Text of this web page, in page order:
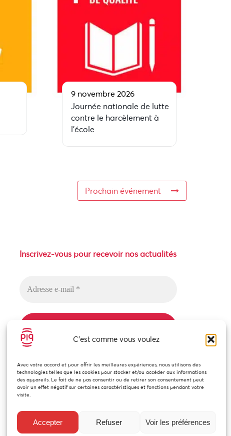
C'est comme vous voulez
Avec votre accord et pour offrir les meilleures expériences, nous utilisons des
technologies telles que les cookies pour stocker et/ou accéder aux informations
des appareils. Le fait de ne pas consentir ou de retirer son consentement peut
avoir un effet négatif sur certaines caractéristiques et fonctions pendant votre
visite.
Accepter Refuser Voir les préférences
9 novembre 2026
Journée nationale de lutte
contre le harcèlement à
l’école
Prochain événement
Inscrivez-vous pour recevoir nos actualités
Lisez notrepolitique de confidentialitépour plus
d’informations.